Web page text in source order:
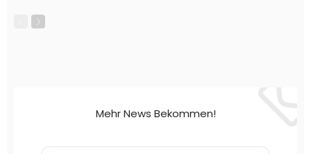
Mehr News Bekommen!